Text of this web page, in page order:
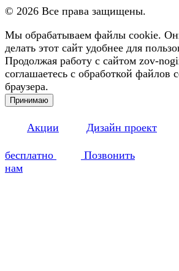
© 2026 Все права защищены.
Мы обрабатываем файлы cookie.
делать этот сайт удобнее для
Продолжая работу с сайтом zov-
соглашаетесь с обработкой файлов
браузера.
Принимаю
Акции Дизайн проект
бесплатно
Позвонить
нам